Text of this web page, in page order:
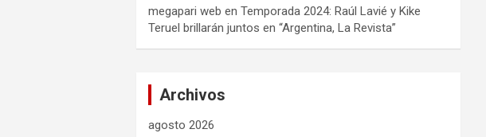
megapari web enTemporada 2024: Raúl Lavié y Kike
Teruel brillarán juntos en “Argentina, La Revista”
Archivos
agosto 2026